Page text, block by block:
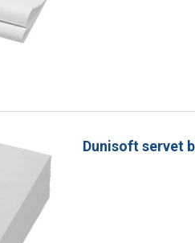
Dunisoft servet